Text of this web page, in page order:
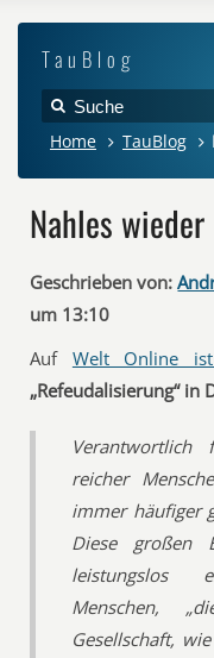
TauBlog
Home TauBlog
Nahles wieder
Geschrieben von:
um 13:10
Auf Welt Online
„Refeudalisierung“ in
reicher
immer häufiger
Diese großen
leistungslos
Menschen,
Gesellschaft,